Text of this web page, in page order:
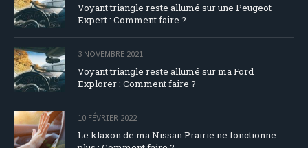
Voyant triangle reste allumé sur une Peugeot
Expert : Comment faire ?
3 NOVEMBRE 2021
Voyant triangle reste allumé sur ma Ford
Explorer : Comment faire ?
10 FÉVRIER 2022
Le klaxon de ma Nissan Prairie ne fonctionne